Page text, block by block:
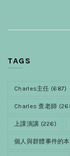
TAGS
Charles主任 (687)
Charles 查老師
上課演講 (226)
個人與群體事件的